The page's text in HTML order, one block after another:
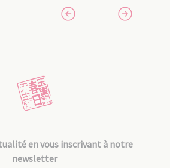
en vous inscrivant à notre
newsletter